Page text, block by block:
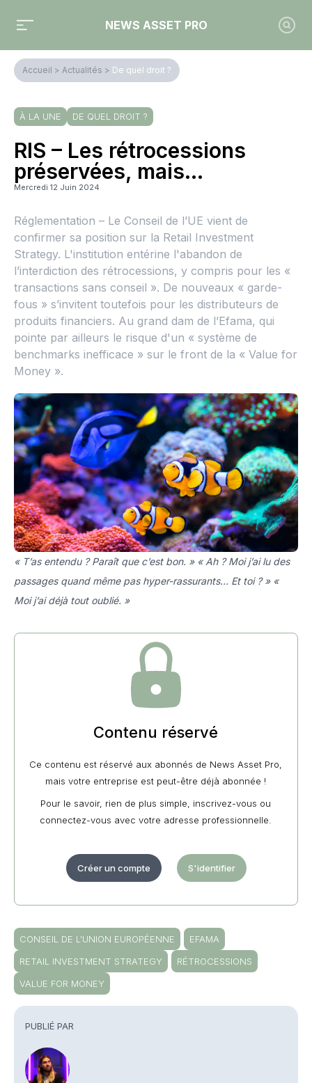
NEWS ASSET PRO
Accueil > Actualités > De quel droit ?
PUBLIÉ PAR
À LA UNE DE QUEL DROIT ?
RIS – Les rétrocessions
préservées, mais…
Mercredi 12 Juin 2024
Réglementation – Le Conseil de l’UE vient de
confirmer sa position sur la Retail Investment
Strategy. L'institution entérine l'abandon de
l’interdiction des rétrocessions, y compris pour les «
transactions sans conseil ». De nouveaux « garde-
fous » s’invitent toutefois pour les distributeurs de
produits financiers. Au grand dam de l’Efama, qui
pointe par ailleurs le risque d'un « système de
benchmarks inefficace » sur le front de la « Value for
Money ».
« T’as entendu ? Paraît que c’est bon. » « Ah ? Moi j’ai lu des
passages quand même pas hyper-rassurants… Et toi ? » «
Moi j’ai déjà tout oublié. »
Contenu réservé
Ce contenu est réservé aux abonnés de News Asset Pro,
mais votre entreprise est peut-être déjà abonnée !
Pour le savoir, rien de plus simple, inscrivez-vous ou
connectez-vous avec votre adresse professionnelle.
Créer un compte S'identifier
CONSEIL DE L'UNION EUROPÉENNE
EFAMA
RETAIL INVESTMENT STRATEGY
RÉTROCESSIONS
VALUE FOR MONEY